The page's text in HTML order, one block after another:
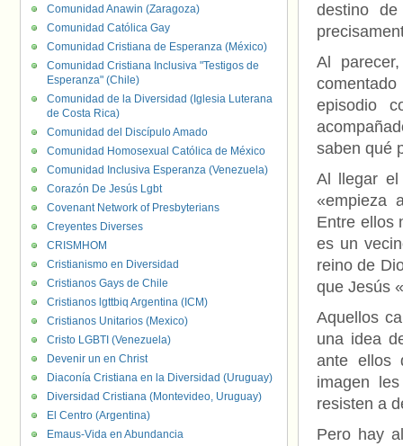
destino
Al
episodio
saben qué
Al llegar el
«empieza
Entre ellos
es un
reino de
que Jesús
Aquellos
una idea
ante ellos
imagen
resisten a
Pero hay
Comunidad Anawin (Zaragoza)
Comunidad Católica Gay
Comunidad Cristiana de Esperanza (México)
Comunidad Cristiana Inclusiva "Testigos de
Esperanza" (Chile)
Comunidad de la Diversidad (Iglesia Luterana
de Costa Rica)
Comunidad del Discípulo Amado
Comunidad Homosexual Católica de México
Comunidad Inclusiva Esperanza (Venezuela)
Corazón De Jesús Lgbt
Covenant Network of Presbyterians
Creyentes Diverses
CRISMHOM
Cristianismo en Diversidad
Cristianos Gays de Chile
Cristianos lgttbiq Argentina (ICM)
Cristianos Unitarios (Mexico)
Cristo LGBTI (Venezuela)
Devenir un en Christ
Diaconía Cristiana en la Diversidad (Uruguay)
Diversidad Cristiana (Montevideo, Uruguay)
El Centro (Argentina)
Emaus-Vida en Abundancia